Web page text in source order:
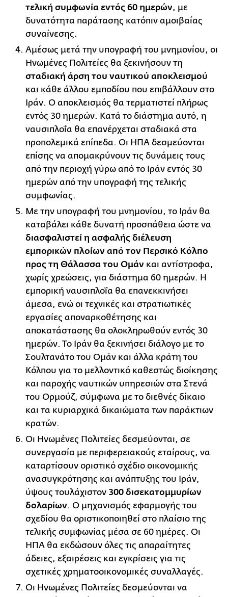
τελική συμφωνία εντός 60 ημερών, με
δυνατότητα παράτασης κατόπιν αμοιβαίας
συναίνεσης.
Αμέσως μετά την υπογραφή του μνημονίου, οι
Ηνωμένες Πολιτείες θα ξεκινήσουν τη
σταδιακή άρση του ναυτικού αποκλεισμού
και κάθε άλλου εμποδίου που επιβάλλουν στο
Ιράν. Ο αποκλεισμός θα τερματιστεί πλήρως
εντός 30 ημερών. Κατά το διάστημα αυτό, η
ναυσιπλοΐα θα επανέρχεται σταδιακά στα
προπολεμικά επίπεδα. Οι ΗΠΑ δεσμεύονται
επίσης να απομακρύνουν τις δυνάμεις τους
από την περιοχή γύρω από το Ιράν εντός 30
ημερών από την υπογραφή της τελικής
συμφωνίας.
Με την υπογραφή του μνημονίου, το Ιράν θα
καταβάλει κάθε δυνατή προσπάθεια ώστε να
διασφαλιστεί η ασφαλής διέλευση
εμπορικών πλοίων από τον Περσικό Κόλπο
προς τη Θάλασσα του Ομάν και αντίστροφα,
χωρίς χρεώσεις, για διάστημα 60 ημερών. Η
εμπορική ναυσιπλοΐα θα επανεκκινήσει
άμεσα, ενώ οι τεχνικές και στρατιωτικές
εργασίες αποναρκοθέτησης και
αποκατάστασης θα ολοκληρωθούν εντός 30
ημερών. Το Ιράν θα ξεκινήσει διάλογο με το
Σουλτανάτο του Ομάν και άλλα κράτη του
Κόλπου για το μελλοντικό καθεστώς διοίκησης
και παροχής ναυτικών υπηρεσιών στα Στενά
του Ορμούζ, σύμφωνα με το διεθνές δίκαιο
και τα κυριαρχικά δικαιώματα των παράκτιων
κρατών.
Οι Ηνωμένες Πολιτείες δεσμεύονται, σε
συνεργασία με περιφερειακούς εταίρους, να
καταρτίσουν οριστικό σχέδιο οικονομικής
ανασυγκρότησης και ανάπτυξης του Ιράν,
ύψους τουλάχιστον 300 δισεκατομμυρίων
δολαρίων. Ο μηχανισμός εφαρμογής του
σχεδίου θα οριστικοποιηθεί στο πλαίσιο της
τελικής συμφωνίας μέσα σε 60 ημέρες. Οι
ΗΠΑ θα εκδώσουν όλες τις απαραίτητες
άδειες, εξαιρέσεις και εγκρίσεις για τις
σχετικές χρηματοοικονομικές συναλλαγές.
Οι Ηνωμένες Πολιτείες δεσμεύονται να